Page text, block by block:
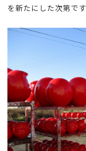
を新たにした次第です